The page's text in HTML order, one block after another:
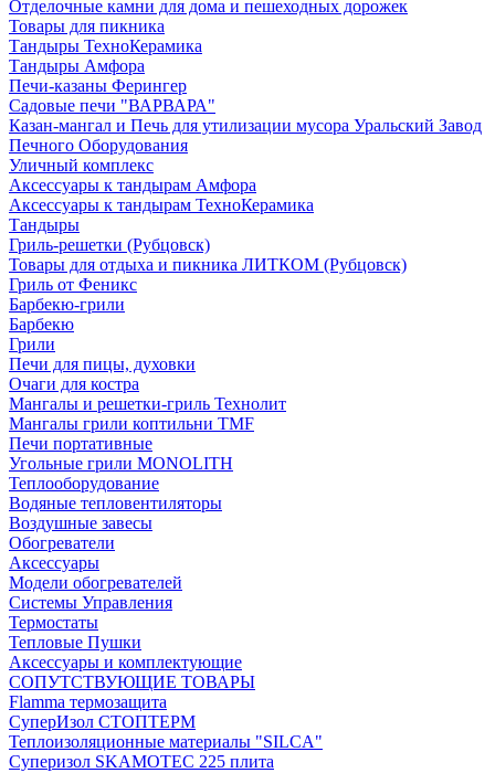
Отделочные камни для дома и пешеходных дорожек
Товары для пикника
Тандыры ТехноКерамика
Тандыры Амфора
Печи-казаны Ферингер
Садовые печи "ВАРВАРА"
Казан-мангал и Печь для утилизации мусора Уральский Завод
Печного Оборудования
Уличный комплекс
Аксессуары к тандырам Амфора
Аксессуары к тандырам ТехноКерамика
Тандыры
Гриль-решетки (Рубцовск)
Товары для отдыха и пикника ЛИТКОМ (Рубцовск)
Гриль от Феникс
Барбекю-грили
Барбекю
Грили
Печи для пицы, духовки
Очаги для костра
Мангалы и решетки-гриль Технолит
Мангалы грили коптильни TMF
Печи портативные
Угольные грили MONOLITH
Теплооборудование
Водяные тепловентиляторы
Воздушные завесы
Обогреватели
Аксессуары
Модели обогревателей
Системы Управления
Термостаты
Тепловые Пушки
Аксессуары и комплектующие
СОПУТСТВУЮЩИЕ ТОВАРЫ
Flamma термозащита
СуперИзол СТОПТЕРМ
Теплоизоляционные материалы "SILCA"
Суперизол SKAMOTEC 225 плита